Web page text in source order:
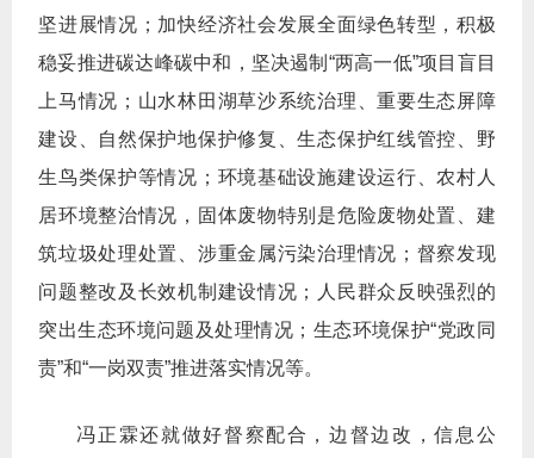
坚进展情况；加快经济社会发展全面绿色转型，积极
稳妥推进碳达峰碳中和，坚决遏制“两高一低”项目盲目
上马情况；山水林田湖草沙系统治理、重要生态屏障
建设、自然保护地保护修复、生态保护红线管控、野
生鸟类保护等情况；环境基础设施建设运行、农村人
居环境整治情况，固体废物特别是危险废物处置、建
筑垃圾处理处置、涉重金属污染治理情况；督察发现
问题整改及长效机制建设情况；人民群众反映强烈的
突出生态环境问题及处理情况；生态环境保护“党政同
责”和“一岗双责”推进落实情况等。
冯正霖还就做好督察配合，边督边改，信息公